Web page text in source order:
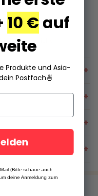
abweichen.
+
Xanthangummi,
Natriummetaphosphat,
Nr. 5.
+
+
GmbH
Berlin, Deutschland +
10 € auf
Produkte und Asia-
Postfach🍜
(Bitte schaue auch
deine Anmeldung zum